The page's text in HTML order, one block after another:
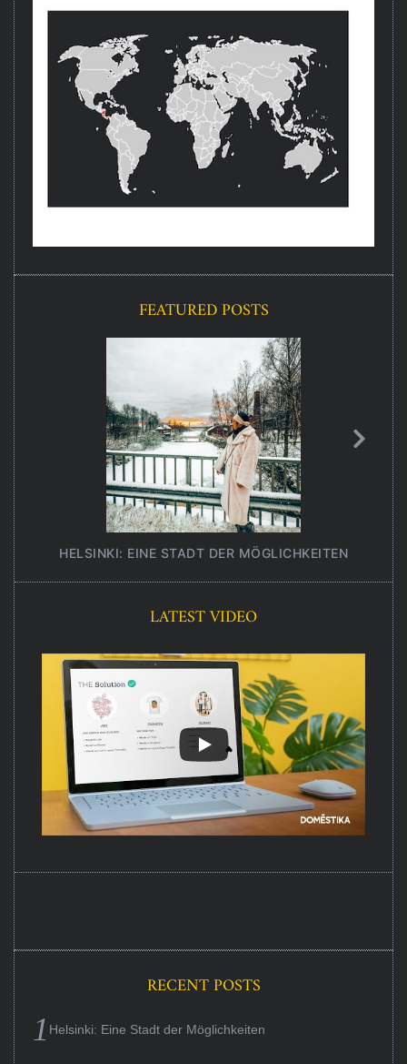
FEATURED POSTS
HELSINKI: EINE STADT DER MÖGLICHKEITEN
LATEST VIDEO
RECENT POSTS
Helsinki: Eine Stadt der Möglichkeiten